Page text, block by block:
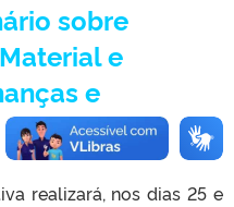
sobre
e
e
realizará, nos dias 25 e